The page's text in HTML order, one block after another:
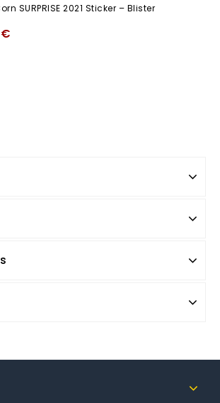
SURPRISE 2021 Sticker – Blister
€